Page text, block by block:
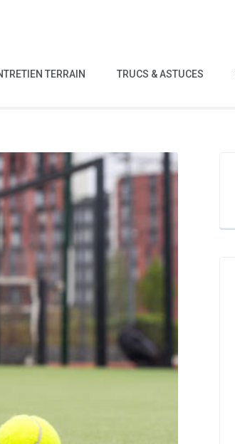
TERRAIN TRUCS & ASTUCES